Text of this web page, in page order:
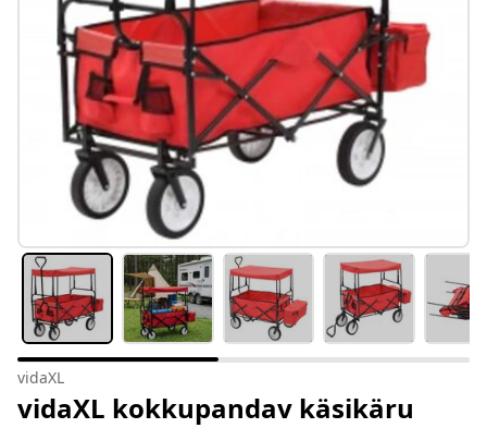
vidaXL
vidaXL kokkupandav käsikäru